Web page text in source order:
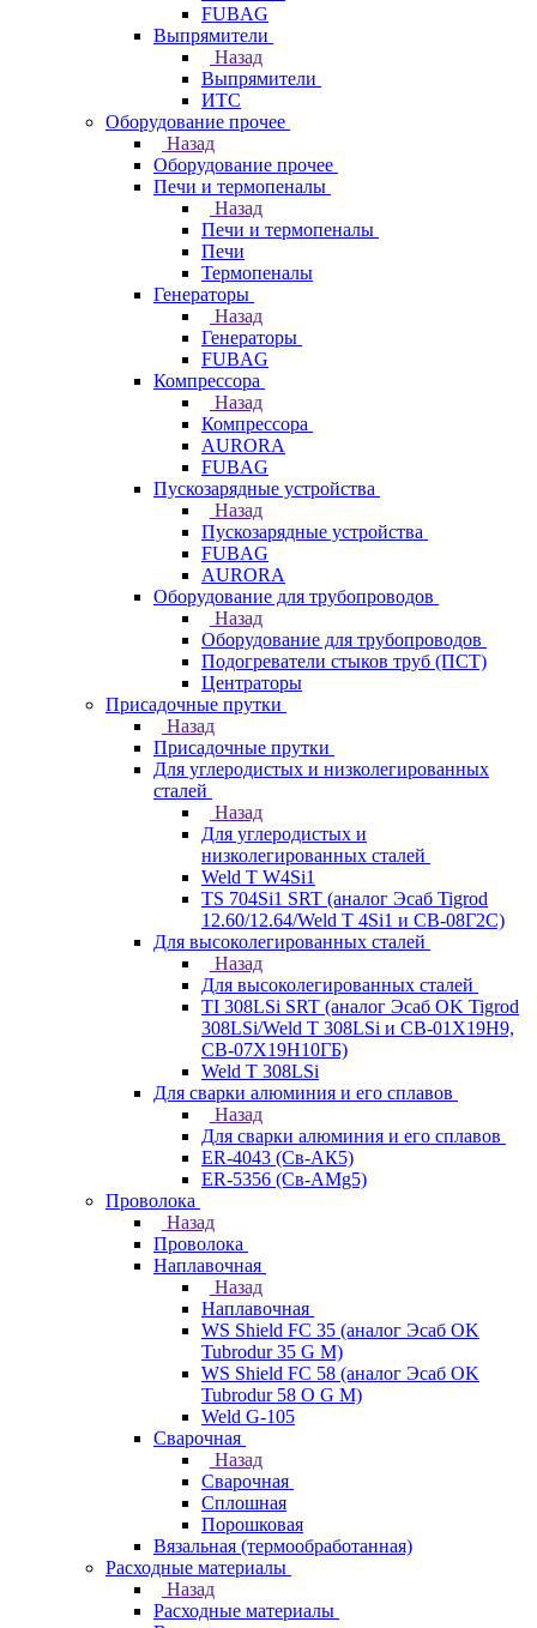
FUBAG
Выпрямители
Назад
Выпрямители
ИТС
Оборудование прочее
Назад
Оборудование прочее
Печи и термопеналы
Назад
Печи и термопеналы
Печи
Термопеналы
Генераторы
Назад
Генераторы
FUBAG
Компрессора
Назад
Компрессора
AURORA
FUBAG
Пускозарядные устройства
Назад
Пускозарядные устройства
FUBAG
AURORA
Оборудование для трубопроводов
Назад
Оборудование для трубопроводов
Подогреватели стыков труб (ПСТ)
Центраторы
Присадочные прутки
Назад
Присадочные прутки
Для углеродистых и низколегированных
сталей
Назад
Для углеродистых и
низколегированных сталей
Weld T W4Si1
TS 704Si1 SRT (аналог Эсаб Tigrod
12.60/12.64/Weld T 4Si1 и СВ-08Г2С)
Для высоколегированных сталей
Назад
Для высоколегированных сталей
TI 308LSi SRT (аналог Эсаб OK Tigrod
308LSi/Weld T 308LSi и СВ-01Х19Н9,
СВ-07Х19Н10ГБ)
Weld T 308LSi
Для сварки алюминия и его сплавов
Назад
Для сварки алюминия и его сплавов
ER-4043 (Св-АК5)
ER-5356 (Св-АМg5)
Проволока
Назад
Проволока
Наплавочная
Назад
Наплавочная
WS Shield FC 35 (аналог Эсаб OK
Tubrodur 35 G M)
WS Shield FC 58 (аналог Эсаб OK
Tubrodur 58 O G M)
Weld G-105
Сварочная
Назад
Сварочная
Сплошная
Порошковая
Вязальная (термообработанная)
Расходные материалы
Назад
Расходные материалы